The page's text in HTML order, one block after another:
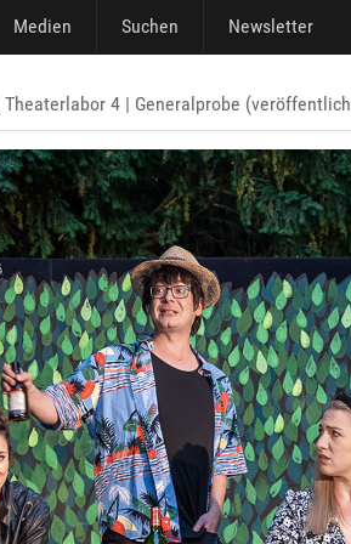
Medien Suchen Newsletter
Theaterlabor 4 | Generalprobe